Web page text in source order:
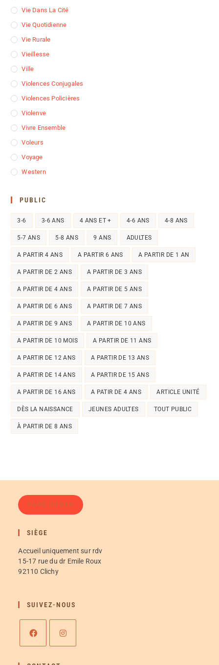
Vie Dans La Cité
Vie Quotidienne
Vie Rurale
Vieillesse
Ville
Violences Conjugales
Violences Policières
Violenve
Vivre Ensemble
Voleurs
Voyage
Western
PUBLIC
3-6 3-6 ANS 4 ANS ET + 4-6 ANS 4-8 ANS
5-7 ANS 5-8 ANS 9 ANS ADULTES
A PARTIR 4 ANS A PARTIR 6 ANS A PARTIR DE 1 AN
A PARTIR DE 2 ANS A PARTIR DE 3 ANS
A PARTIR DE 4 ANS A PARTIR DE 5 ANS
A PARTIR DE 6 ANS A PARTIR DE 7 ANS
A PARTIR DE 9 ANS A PARTIR DE 10 ANS
A PARTIR DE 10 MOIS A PARTIR DE 11 ANS
A PARTIR DE 12 ANS A PARTIR DE 13 ANS
A PARTIR DE 14 ANS A PARTIR DE 15 ANS
A PARTIR DE 16 ANS A PATIR DE 4 ANS ARTICLE UNITÉ
DÈS LA NAISSANCE JEUNES ADULTES TOUT PUBLIC
À PARTIR DE 8 ANS
FAIRE UN DON
SIÈGE
Accueil uniquement sur rdv
15-17 rue du dr Emile Roux
92110 Clichy
SUIVEZ-NOUS